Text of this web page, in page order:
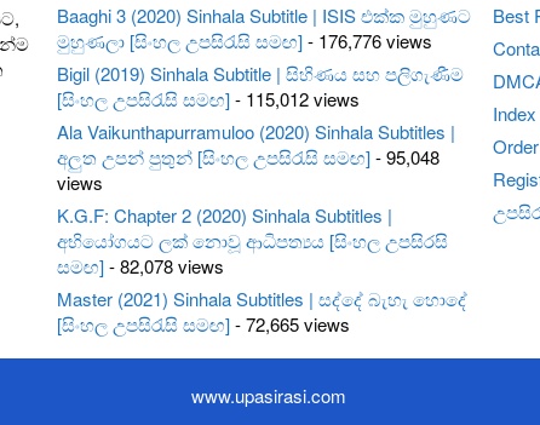
Baaghi 3 (2020) Sinhala Subtitle | ISIS එක්ක මුහුණට
මුහුණලා [සිංහල උපසිරැසි සමඟ]- 176,776 views
Bigil (2019) Sinhala Subtitle | සිහිණය සහ පලිගැණීම
[සිංහල උපසිරැසි සමඟ]- 115,012 views
Ala Vaikunthapurramuloo (2020) Sinhala Subtitles |
අලුත උපන් පුතුන් [සිංහල උපසිරැසි සමඟ]- 95,048
views
K.G.F: Chapter 2 (2020) Sinhala Subtitles |
අභියෝගයට ලක් නොවූ ආධිපත්‍යය [සිංහල උපසිරසි
සමඟ]- 82,078 views
Master (2021) Sinhala Subtitles | සද්දේ බැහැ හොදේ
[සිංහල උපසිරැසි සමඟ]- 72,665 views
Best
www.upasirasi.com